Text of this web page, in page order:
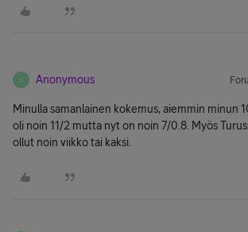
A Anonymous
Minulla samanlainen kokemus, aiemmin minun
oli noin 11/2 mutta nyt on noin 7/0.8. Myös
ollut noin viikko tai kaksi.